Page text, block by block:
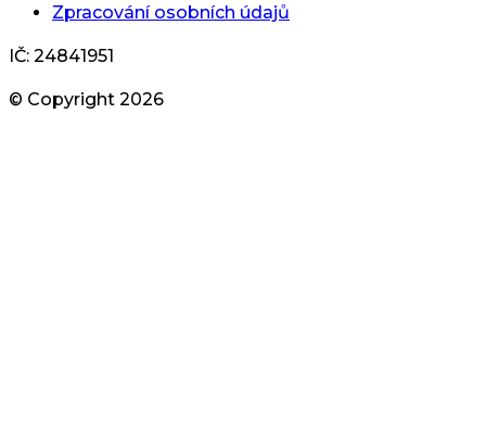
Zpracování osobních údajů
IČ: 24841951
© Copyright 2026